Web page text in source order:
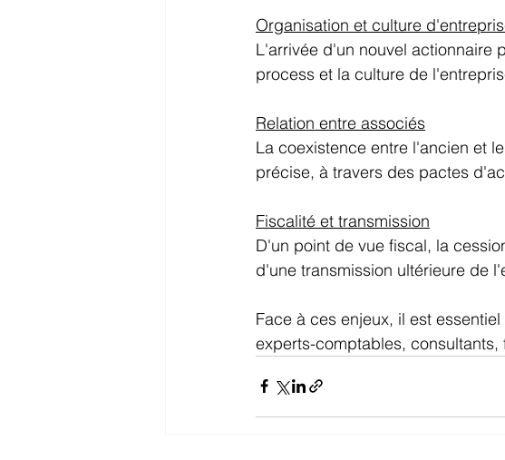
Organisation et culture
L'arrivée d'un nouvel actionnaire
process et la culture de
Relation entre associés
La coexistence entre l'ancien et
précise, à travers des pactes
Fiscalité et transmission
D'un point de vue fiscal, la
d'une transmission ultérieure de
Face à ces enjeux, il est
experts-comptables,